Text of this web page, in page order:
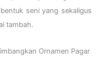
seni yang sekaligus
tambah.
Ornamen Pagar